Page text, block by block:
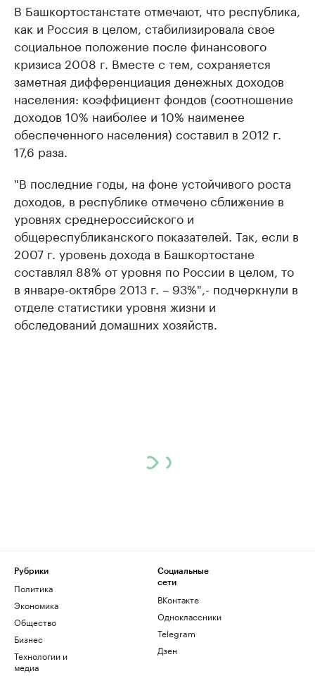
В Башкортостанстате отмечают, что республика,
как и Россия в целом, стабилизировала свое
социальное положение после финансового
кризиса 2008 г. Вместе с тем, сохраняется
заметная дифференциация денежных доходов
населения: коэффициент фондов (соотношение
доходов 10% наиболее и 10% наименее
обеспеченного населения) составил в 2012 г.
17,6 раза.
"В последние годы, на фоне устойчивого роста
доходов, в республике отмечено сближение в
уровнях среднероссийского и
общереспубликанского показателей. Так, если в
2007 г. уровень дохода в Башкортостане
составлял 88% от уровня по России в целом, то
в январе-октябре 2013 г. – 93%",- подчеркнули в
отделе статистики уровня жизни и
обследований домашних хозяйств.
Рубрики
Политика
Экономика
Общество
Бизнес
Технологии и
медиа
Социальные
сети
ВКонтакте
Одноклассники
Telegram
Дзен